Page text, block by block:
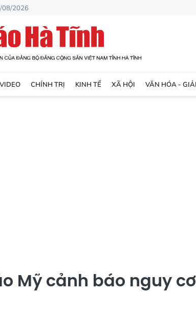
08/2026
CHÍNH TRỊ KINH TẾ XÃ HỘI VĂN HÓA -
Mỹ cảnh báo nguy